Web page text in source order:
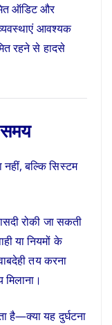
ऑडिट और
आवश्यक
रहने से हादसे
बल्कि सिस्टम
रोकी जा सकती
या नियमों के
तय करना
है—क्या यह दुर्घटना